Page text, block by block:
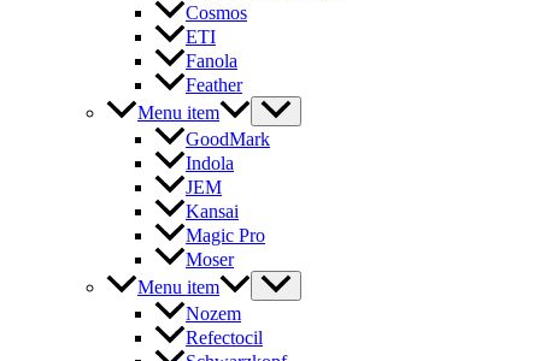
Cosmos
ETI
Fanola
Feather
Menu item
GoodMark
Indola
JEM
Kansai
Magic Pro
Moser
Menu item
Nozem
Refectocil